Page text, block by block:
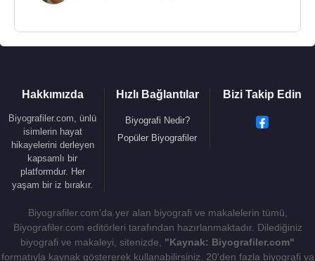
Hakkımızda
Biyografiler.com, ünlü
isimlerin hayat
hikayelerini derleyen
kapsamlı bir
platformdur. Her
yaşam bir iz bırakır.
Hızlı Bağlantılar
Biyografi Nedir?
Popüler Biyografiler
Bizi Takip Edin
Biyografiler.com'da yer alan biyografi ve makalelerin tümü,
Biyografiler.com editörleri tarafından hazırlanmaktadır. Dilediğiniz
biyografi ve makaleyi, sitenizde, "Kaynak: Biyografiler.com"
formatıyla kaynak göstererek kullanabilirsiniz. 20'den fazla biyografi ya